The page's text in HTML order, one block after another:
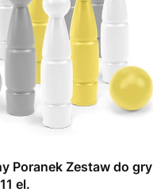
Poranek Zestaw do gry
el.